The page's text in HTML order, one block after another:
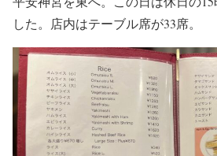
した。店内はテーブル席が33席。